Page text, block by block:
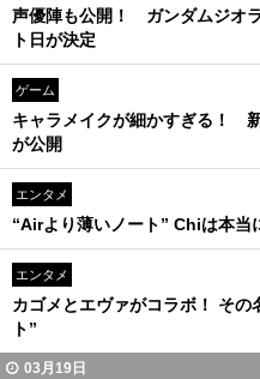
声優陣も公開！ ガンダムジオ
ト日が決定
ゲーム
キャラメイクが細かすぎる！
が公開
エンタメ
“Airより薄いノート” Chiは本当
エンタメ
カゴメとエヴァがコラボ！ その
ト”
03月19日